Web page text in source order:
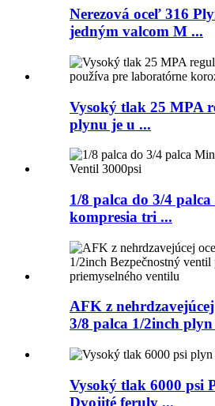
Nerezová oceľ 316
jedným valcom M ...
Vysoký tlak 25 MPA
plynu je u ...
1/8 palca do 3/4
kompresia tri ...
AFK z
3/8 palca 1/2inch plyn
Vysoký tlak 6000 psi
Dvojité feruly ...